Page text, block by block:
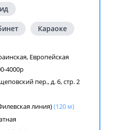
Караоке
, Европейская
4000р
пер., д. 6, стр. 2
линия)(120 м)